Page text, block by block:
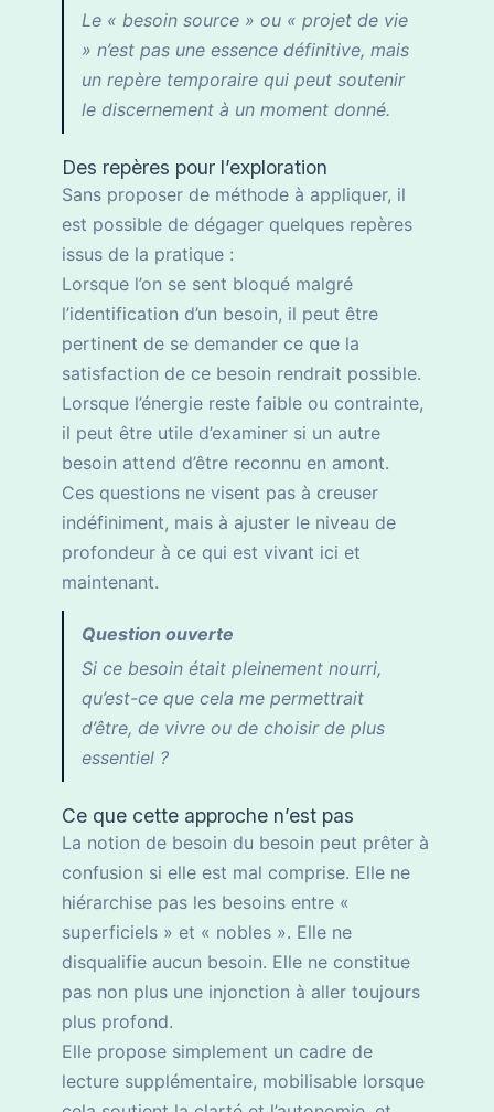
Le « besoin source » ou « projet de vie
» n’est pas une essence définitive, mais
un repère temporaire qui peut soutenir
le discernement à un moment donné.
Des repères pour l’exploration
Sans proposer de méthode à appliquer, il
est possible de dégager quelques repères
issus de la pratique :
Lorsque l’on se sent bloqué malgré
l’identification d’un besoin, il peut être
pertinent de se demander ce que la
satisfaction de ce besoin rendrait possible.
Lorsque l’énergie reste faible ou contrainte,
il peut être utile d’examiner si un autre
besoin attend d’être reconnu en amont.
Ces questions ne visent pas à creuser
indéfiniment, mais à ajuster le niveau de
profondeur à ce qui est vivant ici et
maintenant.
Question ouverte
Si ce besoin était pleinement nourri,
qu’est-ce que cela me permettrait
d’être, de vivre ou de choisir de plus
essentiel ?
Ce que cette approche n’est pas
La notion de besoin du besoin peut prêter à
confusion si elle est mal comprise. Elle ne
hiérarchise pas les besoins entre «
superficiels » et « nobles ». Elle ne
disqualifie aucun besoin. Elle ne constitue
pas non plus une injonction à aller toujours
plus profond.
Elle propose simplement un cadre de
lecture supplémentaire, mobilisable lorsque